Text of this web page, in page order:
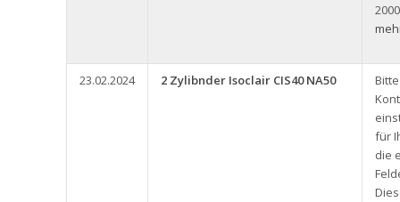
23.02.2024 2 Zylibnder Isoclair CIS40 NA50
für
die